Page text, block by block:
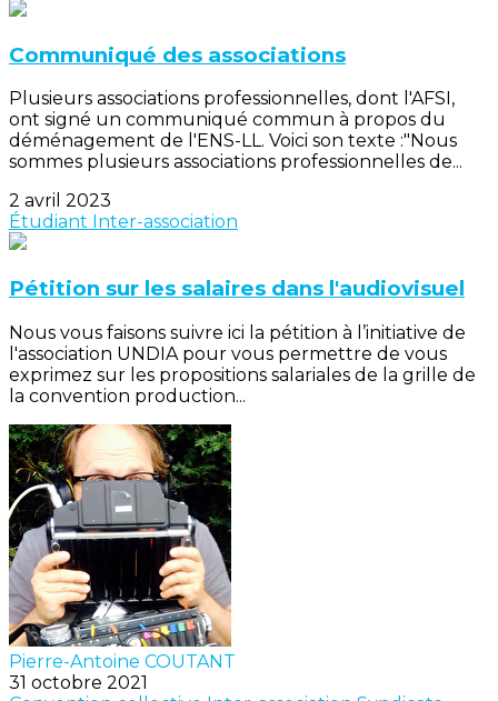
Communiqué des associations
Plusieurs associations professionnelles, dont l'AFSI,
ont signé un communiqué commun à propos du
déménagement de l'ENS-LL. Voici son texte :"Nous
sommes plusieurs associations professionnelles de...
2 avril 2023
Étudiant Inter-association
Pétition sur les salaires dans l'audiovisuel
Nous vous faisons suivre ici la pétition à l’initiative de
l'association UNDIA pour vous permettre de vous
exprimez sur les propositions salariales de la grille de
la convention production...
Pierre-Antoine COUTANT
31 octobre 2021